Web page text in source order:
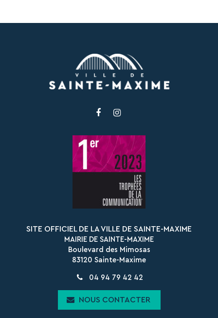
Lien
le
compte
Facebook
le
compte
Instagram
SITE OFFICIEL DE LA VILLE DE SAINTE-MAXIME
MAIRIE DE SAINTE-MAXIME
Boulevard des Mimosas
83120 Sainte-Maxime
04 94 79 42 42
NOUS CONTACTER